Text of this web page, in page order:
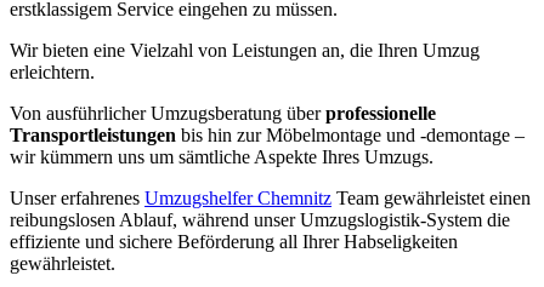
erstklassigem Service eingehen zu müssen.
Wir bieten eine Vielzahl von Leistungen an, die Ihren Umzug
erleichtern.
Von ausführlicher Umzugsberatung überprofessionelle
Transportleistungen bis hin zur Möbelmontage und -demontage –
wir kümmern uns um sämtliche Aspekte Ihres Umzugs.
Unser erfahrenes Umzugshelfer Chemnitz Team gewährleistet einen
reibungslosen Ablauf, während unser Umzugslogistik-System die
effiziente und sichere Beförderung all Ihrer Habseligkeiten
gewährleistet.